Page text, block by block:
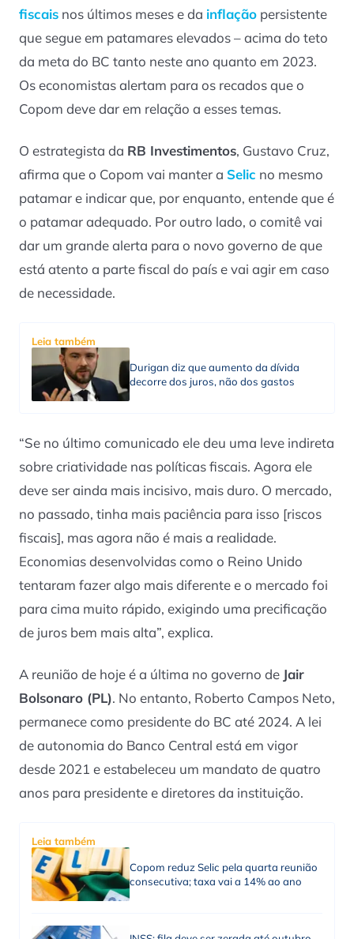
fiscais nos últimos meses e da inflação persistente
que segue em patamares elevados – acima do teto
da meta do BC tanto neste ano quanto em 2023.
Os economistas alertam para os recados que o
Copom deve dar em relação a esses temas.
O estrategista da RB Investimentos, Gustavo Cruz,
afirma que o Copom vai manter a Selic no mesmo
patamar e indicar que, por enquanto, entende que é
o patamar adequado. Por outro lado, o comitê vai
dar um grande alerta para o novo governo de que
está atento a parte fiscal do país e vai agir em caso
de necessidade.
Leia também
Durigan diz que aumento da dívida
decorre dos juros, não dos gastos
“Se no último comunicado ele deu uma leve indireta
sobre criatividade nas políticas fiscais. Agora ele
deve ser ainda mais incisivo, mais duro. O mercado,
no passado, tinha mais paciência para isso [riscos
fiscais], mas agora não é mais a realidade.
Economias desenvolvidas como o Reino Unido
tentaram fazer algo mais diferente e o mercado foi
para cima muito rápido, exigindo uma precificação
de juros bem mais alta”, explica.
A reunião de hoje é a última no governo de Jair
Bolsonaro (PL). No entanto, Roberto Campos Neto,
permanece como presidente do BC até 2024. A lei
de autonomia do Banco Central está em vigor
desde 2021 e estabeleceu um mandato de quatro
anos para presidente e diretores da instituição.
Leia também
Copom reduz Selic pela quarta reunião
consecutiva; taxa vai a 14% ao ano